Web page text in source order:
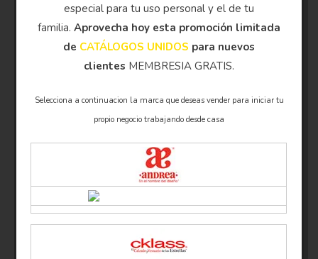
especial para tu uso personal y el de tu
familia.Aprovecha hoy esta promoción limitada
de CATÁLOGOS UNIDOS para nuevos
clientes MEMBRESIA GRATIS.
Selecciona a continuacion la marca que deseas vender para iniciar tu
propio negocio trabajando desde casa